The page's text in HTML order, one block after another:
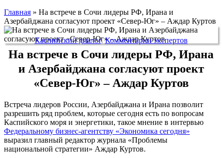
Главная » На встрече в Сочи лидеры РФ, Ирана и
Азербайджана согласуют проект «Север-Юг» – Аждар Куртов
Каспийский диалог,Комментарии экспертов
На встрече в Сочи лидеры РФ, Ирана
и Азербайджана согласуют проект
«Север-Юг» – Аждар Куртов
Встреча лидеров России, Азербайджана и Ирана позволит
разрешить ряд проблем, которые сегодня есть по вопросам
Каспийского моря и энергетики, такое мнение в интервью
Федеральному бизнес-агентству «Экономика cегодня»
выразил главный редактор журнала «Проблемы
национальной стратегии» Аждар Куртов.